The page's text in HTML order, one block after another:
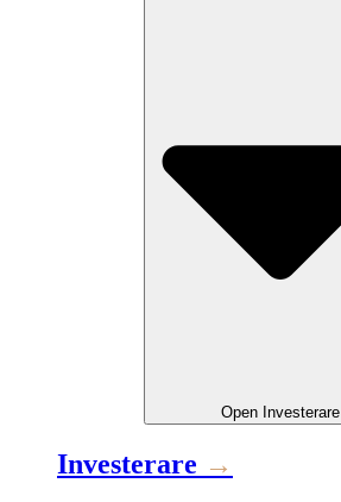
Open Investerare
Investerare →